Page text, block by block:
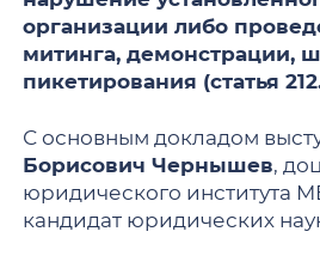
организации либо
митинга, демонстрации,
пикетирования (статья
С основным докладом
Борисович Чернышев,
юридического института
кандидат юридических